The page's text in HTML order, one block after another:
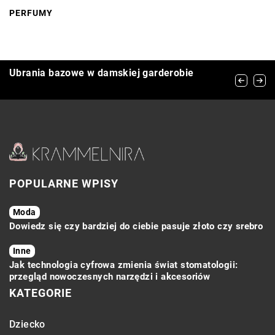
PERFUMY
Jak wybrać idealny produkt do matowania
Ubrania bazowe w damskiej garderobie
Jak wybrać idealny pokrowiec na wędki i
POPULARNE WPISY
Moda
Dowiedz się czy bardziej do ciebie pasuje złoto czy srebro
Inne
Jak technologia cyfrowa zmienia świat stomatologii:
przegląd nowoczesnych narzędzi i akcesoriów
KATEGORIE
Dziecko